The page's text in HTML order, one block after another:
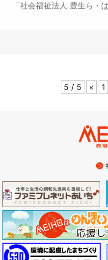
「社会福祉法人 豊生ら・
5 / 5 « 1